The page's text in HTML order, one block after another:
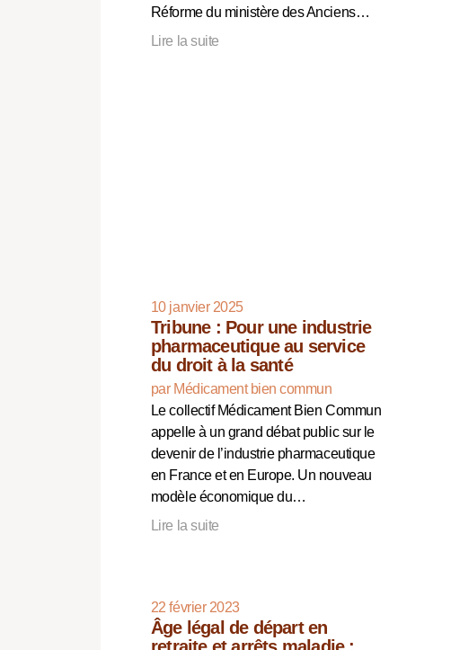
Réforme du ministère des Anciens…
Lire la suite
10 janvier 2025
Tribune : Pour une industrie
pharmaceutique au service
du droit à la santé
par Médicament bien commun
Le collectif Médicament Bien Commun
appelle à un grand débat public sur le
devenir de l’industrie pharmaceutique
en France et en Europe. Un nouveau
modèle économique du…
Lire la suite
22 février 2023
Âge légal de départ en